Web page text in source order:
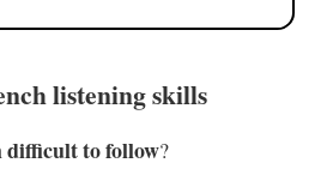
listening skills
difficult to follow?